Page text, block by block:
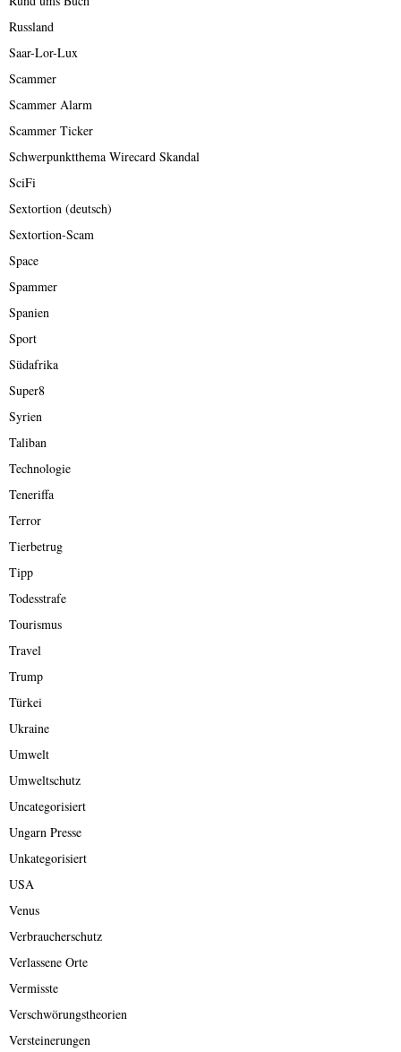
Russland
Saar-Lor-Lux
Scammer
Scammer Alarm
Scammer Ticker
Schwerpunktthema Wirecard Skandal
SciFi
Sextortion (deutsch)
Sextortion-Scam
Space
Spammer
Spanien
Sport
Südafrika
Super8
Syrien
Taliban
Technologie
Teneriffa
Terror
Tierbetrug
Tipp
Todesstrafe
Tourismus
Travel
Trump
Türkei
Ukraine
Umwelt
Umweltschutz
Uncategorisiert
Ungarn Presse
Unkategorisiert
USA
Venus
Verbraucherschutz
Verlassene Orte
Vermisste
Verschwörungstheorien
Versteinerungen